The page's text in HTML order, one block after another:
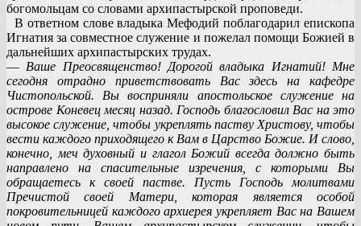
богомольцам со словами архипастырской проповеди.
В ответном слове владыка Мефодий поблагодарил епископа
Игнатия за совместное служение и пожелал помощи Божией в
дальнейших архипастырских трудах.
— Ваше Преосвященство! Дорогой владыка Игнатий! Мне
сегодня отрадно приветствовать Вас здесь на кафедре
Чистопольской. Вы восприняли апостольское служение на
острове Коневец месяц назад. Господь благословил Вас на это
высокое служение, чтобы укреплять паству Христову, чтобы
вести каждого приходящего к Вам в Царство Божие. И слово,
конечно, меч духовный и глагол Божий всегда должно быть
направлено на спасительные изречения, с которыми Вы
обращаетесь к своей пастве. Пусть Господь молитвами
Пречистой своей Матери, которая является особой
покровительницей каждого архиерея укрепляет Вас на Вашем